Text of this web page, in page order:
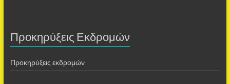
Προκηρύξεις Εκδρομών
Προκηρύξεις εκδρομών